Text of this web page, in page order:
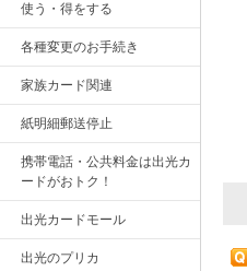
使う・得をする
各種変更のお手続き
家族カード関連
紙明細郵送停止
携帯電話・公共料金は出光カ
ードがおトク！
出光カードモール
出光のプリカ